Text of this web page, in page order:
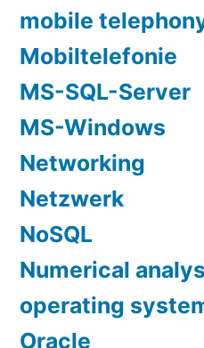
mobile
Mobiltelefonie
MS-SQL-Server
MS-Windows
Networking
Netzwerk
NoSQL
Numerical
operating
Oracle